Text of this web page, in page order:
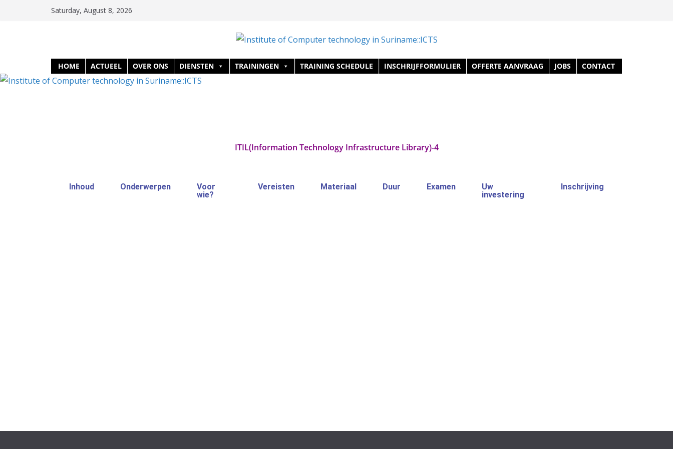
Saturday, August 8, 2026
HOME ACTUEEL OVER ONS DIENSTEN TRAININGEN TRAINING SCHEDULE INSCHRIJFFORMULIER OFFERTE AANVRAAG JOBS CONTACT
ITIL(Information Technology Infrastructure Library)-4
Inhoud Onderwerpen
Voor
wie?
Vereisten Materiaal Duur Examen
Uw
investering
Inschrijving